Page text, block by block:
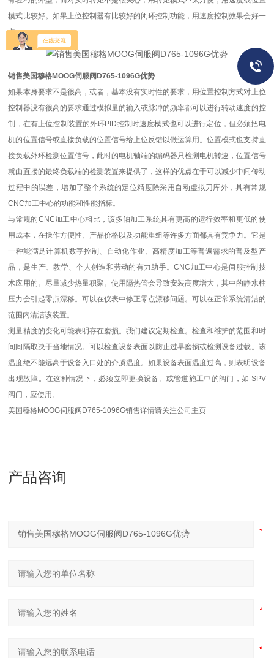
模式比较好。如果上位控制器有比较好的闭环控制功能，用速度控制效果会好一
点。
销售美国穆格MOOG伺服阀D765-1096G优势
如果本身要求不是很高，或者，基本没有实时性的要求，用位置控制方式对上位
控制器没有很高的要求通过模拟量的输入或脉冲的频率都可以进行转动速度的控
制，在有上位控制装置的外环PID控制时速度模式也可以进行定位，但必须把电
机的位置信号或直接负载的位置信号给上位反馈以做运算用。位置模式也支持直
接负载外环检测位置信号，此时的电机轴端的编码器只检测电机转速，位置信号
就由直接的最终负载端的检测装置来提供了，这样的优点在于可以减少中间传动
过程中的误差，增加了整个系统的定位精度除采用自动虚拟刀库外，具有常规
CNC加工中心的功能和性能指标。
与常规的CNC加工中心相比，该多轴加工系统具有更高的运行效率和更低的使
用成本，在操作方便性、产品价格以及功能重组等许多方面都具有竞争力。它是
一种能满足计算机数字控制、自动化作业、高精度加工等普遍需求的普及型产
品，是生产、教学、个人创造和劳动的有力助手。CNC加工中心是伺服控制技
术应用的。尽量减少热量积聚。使用隔热管会导致安装高度增大，其中的静水柱
压力会引起零点漂移。可以在仪表中修正零点漂移问题。可以在正常系统清洁的
范围内清洁该装置。
测量精度的变化可能表明存在磨损。我们建议定期检查。检查和维护的范围和时
间间隔取决于当地情况。可以检查设备表面以防止过早磨损或检测设备过载。该
温度绝不能远高于设备入口处的介质温度。如果设备表面温度过高，则表明设备
出现故障。在这种情况下，必须立即更换设备。或管道施工中的阀门，如 SPV
阀门，应使用。
美国穆格MOOG伺服阀D765-1096G销售详情请关注公司主页
产品咨询